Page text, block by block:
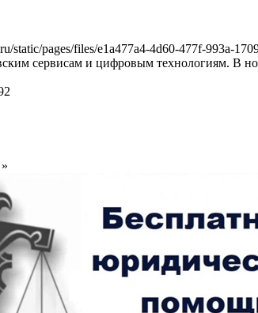
static/pages/files/e1a477a4-4d60-477f-993a-
сервисам и цифровым технологиям. В